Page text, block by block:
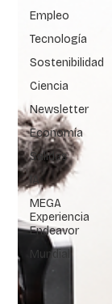
Empleo
Tecnología
Sostenibilidad
Ciencia
Newsletter
Economía
Salidas
IA
MEGA
Experiencia
Endeavor
Mundial